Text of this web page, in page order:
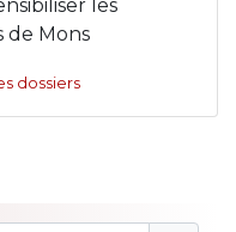
les
de Mons
dossiers